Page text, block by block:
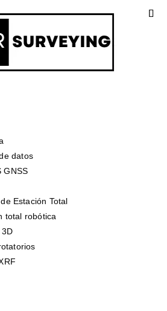
datos
GNSS
Estación Total
total robótica